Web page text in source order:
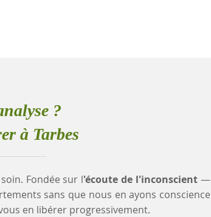
?
à Tarbes
Fondée sur l'écoute de l'inconscient—
sans que nous en ayons conscience
en libérer progressivement.